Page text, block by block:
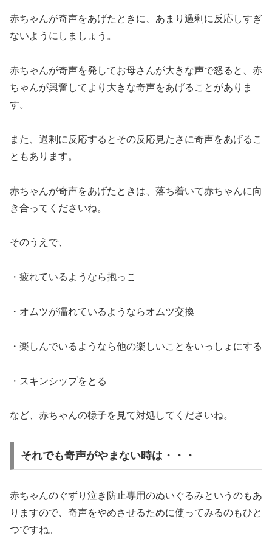
赤ちゃんが奇声をあげたときに、あまり過剰に反応しすぎ
ないようにしましょう。
赤ちゃんが奇声を発してお母さんが大きな声で怒ると、赤
ちゃんが興奮してより大きな奇声をあげることがありま
す。
また、過剰に反応するとその反応見たさに奇声をあげるこ
ともあります。
赤ちゃんが奇声をあげたときは、落ち着いて赤ちゃんに向
き合ってくださいね。
そのうえで、
・疲れているようなら抱っこ
・オムツが濡れているようならオムツ交換
・楽しんでいるようなら他の楽しいことをいっしょにする
・スキンシップをとる
など、赤ちゃんの様子を見て対処してくださいね。
それでも奇声がやまない時は・・・
赤ちゃんのぐずり泣き防止専用のぬいぐるみというのもあ
りますので、奇声をやめさせるために使ってみるのもひと
つですね。